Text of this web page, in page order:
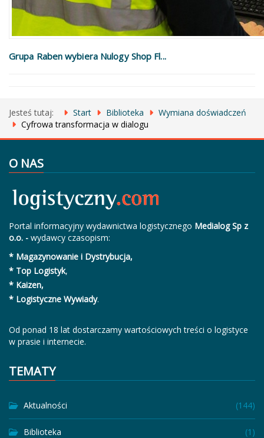
Grupa Raben wybiera Nulogy Shop Fl...
Jesteś tutaj: Start Biblioteka
Wymiana doświadczeń
Cyfrowa transformacja w dialogu
O NAS
Portal informacyjny wydawnictwa logistycznego Medialog Sp z
o.o. - wydawcy czasopism:
* Magazynowanie i Dystrybucja,
* Top Logistyk,
* Kaizen,
* Logistyczne Wywiady.
Od ponad 18 lat dostarczamy wartościowych treści o logistyce
w prasie i internecie.
TEMATY
Aktualności (144)
Biblioteka (1)